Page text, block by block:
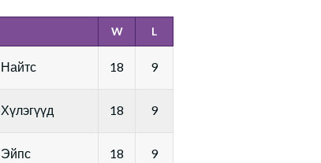
W L
Найтс 18 9
Хүлэгүүд 18 9
Эйпс 18 9